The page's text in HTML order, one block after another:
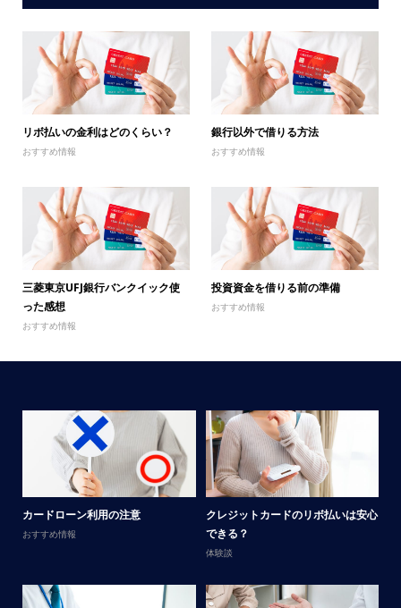
リボ払いの金利はどのくらい？
おすすめ情報
銀行以外で借りる方法
おすすめ情報
三菱東京UFJ銀行バンクイック使
った感想
おすすめ情報
投資資金を借りる前の準備
おすすめ情報
カードローン利用の注意
おすすめ情報
クレジットカードのリボ払いは安心
できる？
体験談